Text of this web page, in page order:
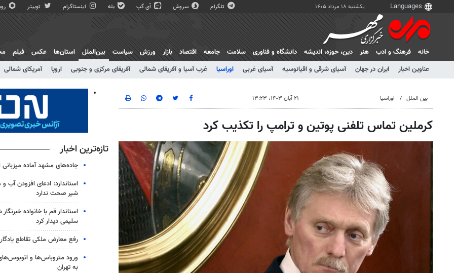
یکشنبه ۱۸ مرداد ۱۴۰۵ تلگرام سروش آی گپ بله اینستاگرام توییتر
خانه فرهنگ و ادب هنر دين، حوزه، انديشه دانشگاه و فناوری سلامت جامعه اقتصاد بازار ورزش سیاست
بین‌الملل
عناوین اخبار
ایران در جهان آسیای شرقی و اقیانوسیه آسیای غربی اوراسیا غرب آسیا و آفریقای شمالی آفریقای مرکزی و جنوبی اروپا آمریکای شمالی
استان‌ها عکس فیلم
بین الملل اوراسیا ۲۱ آبان ۱۴۰۳، ۱۳:۲۳
کرملین تماس تلفنی پوتین و ترامپ را تکذیب کرد
تازه‌ترین اخبار
جاده‌های مشهد آماده میزبانی
استاندارد: ادعای افزودن آب
شیر صحت ندارد
استاندار قم با خانواده
سلیمی دیدار کرد
رفع معارض ملکی تقاطع
به تهران